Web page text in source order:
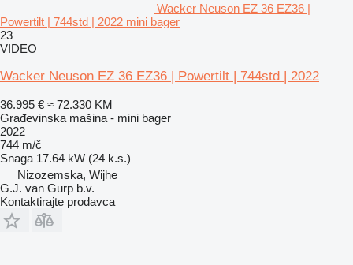
Wacker Neuson EZ 36 EZ36 |
Powertilt | 744std | 2022 mini bager
23
VIDEO
Wacker Neuson EZ 36 EZ36 | Powertilt | 744std | 2022
36.995 € ≈ 72.330 KM
Građevinska mašina - mini bager
2022
744 m/č
Snaga 17.64 kW (24 k.s.)
Nizozemska, Wijhe
G.J. van Gurp b.v.
Kontaktirajte prodavca